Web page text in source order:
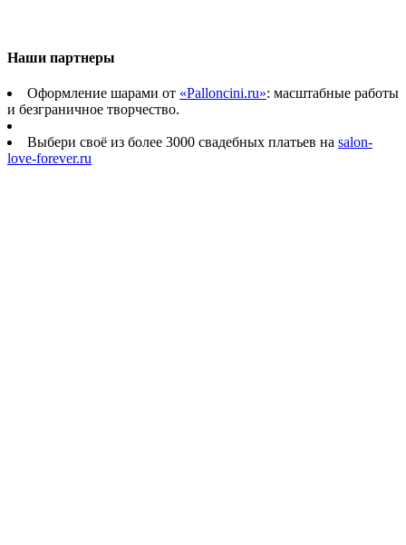
Наши партнеры
Оформление шарами от «Palloncini.ru»: масштабные работы
и безграничное творчество.
Выбери своё из более 3000 свадебных платьев на salon-
love-forever.ru